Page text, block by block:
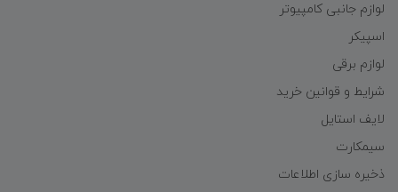
لوازم جانبی کامپیوتر
اسپیکر
لوازم برقی
شرایط و قوانین خرید
لایف استایل
سیمکارت
ذخیره سازی اطلاعات